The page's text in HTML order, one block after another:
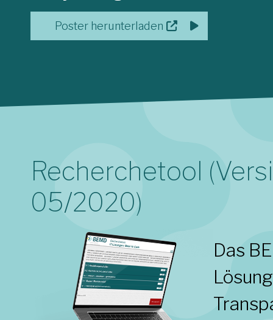
Poster herunterladen
Recherchetool
05/2020)
Das